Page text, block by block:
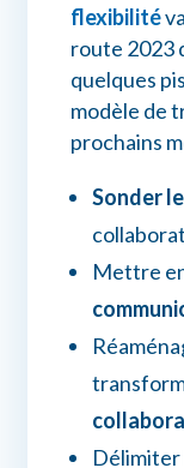
flexibilité
route 2023
quelques
modèle de
prochains
Sonder
Mettre
Délimiter